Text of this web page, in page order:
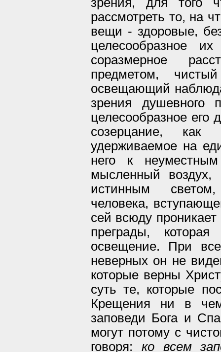
рассмотреть то, на
вещи - здоровые,
целесообразное
соразмерное
предметом,
освещающий
зрения душевного
целесообразное его
созерцание,
удерживаемое на
него к
мысленный
истинным
человека,
сей всюду проникает
преграды,
освещение. При
неверных он не
которые верны
суть те, которые
Крещения ни в
заповеди Бога и
могут потому с
говоря: ко всем